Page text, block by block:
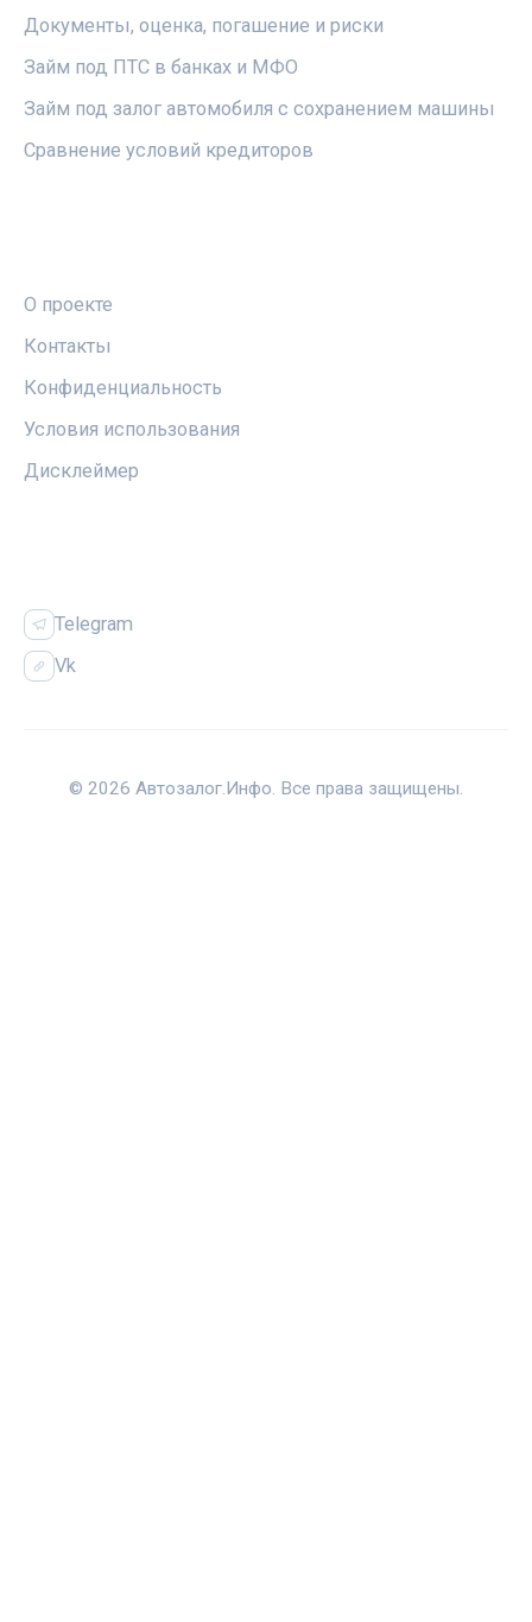
Документы, оценка, погашение и риски
Займ под ПТС в банках и МФО
Займ под залог автомобиля с сохранением машины
Сравнение условий кредиторов
О проекте
Контакты
Конфиденциальность
Условия использования
Дисклеймер
Telegram
Vk
© 2026 Автозалог.Инфо. Все права защищены.